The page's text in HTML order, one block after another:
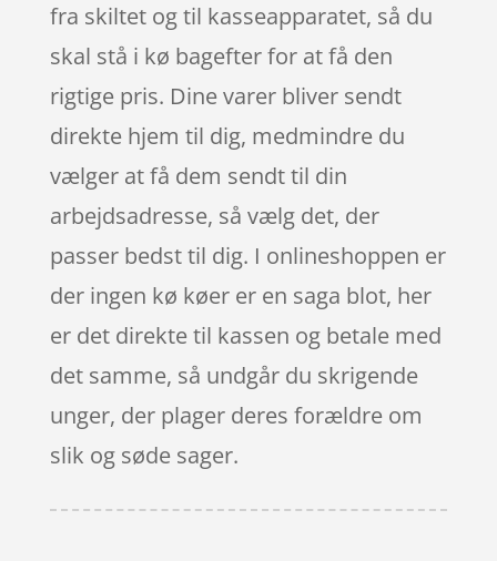
fra skiltet og til kasseapparatet, så du
skal stå i kø bagefter for at få den
rigtige pris. Dine varer bliver sendt
direkte hjem til dig, medmindre du
vælger at få dem sendt til din
arbejdsadresse, så vælg det, der
passer bedst til dig. I onlineshoppen er
der ingen kø køer er en saga blot, her
er det direkte til kassen og betale med
det samme, så undgår du skrigende
unger, der plager deres forældre om
slik og søde sager.